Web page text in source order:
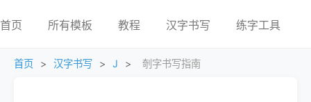
首页 所有模板 教程 汉字书写 练字工具
首页 > 汉字书写 > J > 剞字书写指南